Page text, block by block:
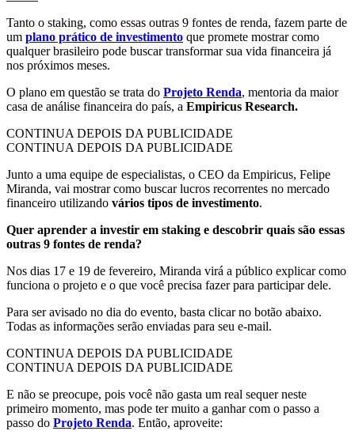
Tanto o staking, como essas outras 9 fontes de renda, fazem parte de
um plano prático de investimento que promete mostrar como
qualquer brasileiro pode buscar transformar sua vida financeira já
nos próximos meses.
O plano em questão se trata do Projeto Renda, mentoria da maior
casa de análise financeira do país, a Empiricus Research.
CONTINUA DEPOIS DA PUBLICIDADE
CONTINUA DEPOIS DA PUBLICIDADE
Junto a uma equipe de especialistas, o CEO da Empiricus, Felipe
Miranda, vai mostrar como buscar lucros recorrentes no mercado
financeiro utilizando vários tipos de investimento.
Quer aprender a investir em staking e descobrir quais são essas
outras 9 fontes de renda?
Nos dias 17 e 19 de fevereiro, Miranda virá a público explicar como
funciona o projeto e o que você precisa fazer para participar dele.
Para ser avisado no dia do evento, basta clicar no botão abaixo.
Todas as informações serão enviadas para seu e-mail.
CONTINUA DEPOIS DA PUBLICIDADE
CONTINUA DEPOIS DA PUBLICIDADE
E não se preocupe, pois você não gasta um real sequer neste
primeiro momento, mas pode ter muito a ganhar com o passo a
passo do Projeto Renda. Então, aproveite: